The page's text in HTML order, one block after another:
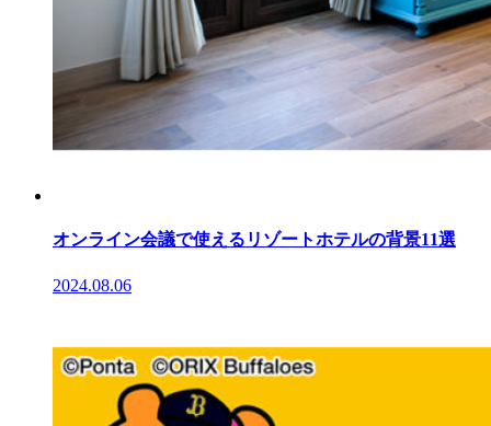
オンライン会議で使えるリゾートホテルの背景11選
2024.08.06